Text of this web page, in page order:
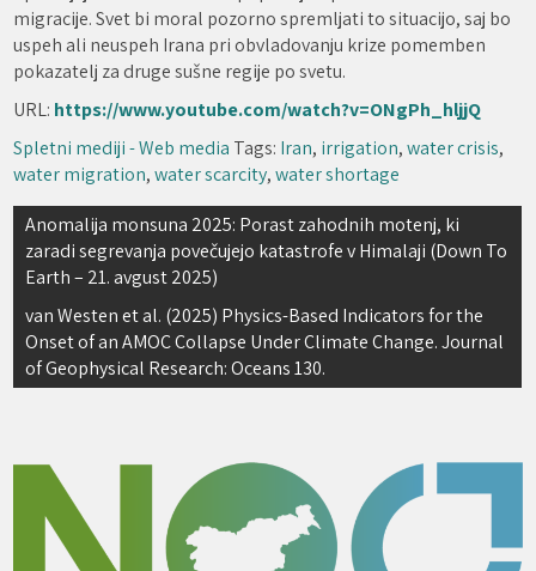
migracije. Svet bi moral pozorno spremljati to situacijo, saj bo
uspeh ali neuspeh Irana pri obvladovanju krize pomemben
pokazatelj za druge sušne regije po svetu.
URL: https://www.youtube.com/watch?v=ONgPh_hljjQ
Spletni mediji - Web media Tags: Iran, irrigation,water crisis,
water migration,water scarcity,water shortage
Navigacija
prispevka
Anomalija monsuna 2025: Porast zahodnih motenj, ki
zaradi segrevanja povečujejo katastrofe v Himalaji (Down To
Earth – 21. avgust 2025)
van Westen et al. (2025) Physics-Based Indicators for the
Onset of an AMOC Collapse Under Climate Change. Journal
of Geophysical Research: Oceans 130.